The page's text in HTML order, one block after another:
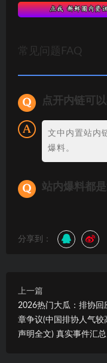
常见问题FAQ
点开内链可
文中内置站内
爆料。
站内爆料都
分享到：
上一篇
2026热门大瓜：排协回
章争议(中国排协人气较
声明全文) 真实事件汇总